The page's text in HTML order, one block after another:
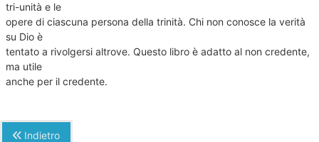
tri-unità e le
opere di ciascuna persona della trinità. Chi non conosce la verità
su Dio è
tentato a rivolgersi altrove. Questo libro è adatto al non credente,
ma utile
anche per il credente.
Indietro